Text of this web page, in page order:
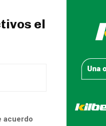
el
acuerdo